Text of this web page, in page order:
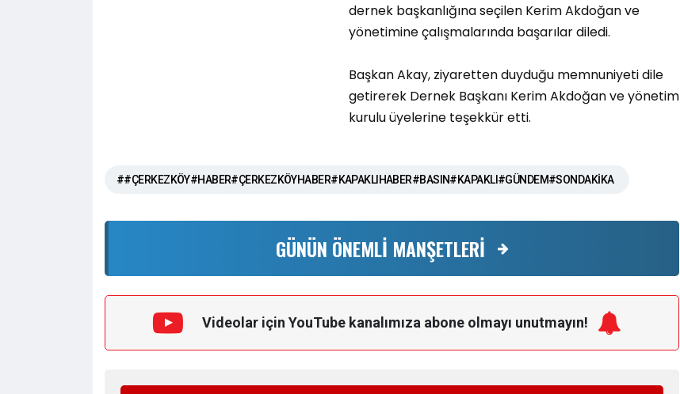
dernek başkanlığına seçilen Kerim Akdoğan ve
yönetimine çalışmalarında başarılar diledi.
Başkan Akay, ziyaretten duyduğu memnuniyeti dile
getirerek Dernek Başkanı Kerim Akdoğan ve yönetim
kurulu üyelerine teşekkür etti.
##ÇERKEZKÖY#HABER#ÇERKEZKÖYHABER#KAPAKLIHABER#BASIN#KAPAKLI#GÜNDEM#SONDAKİKA
GÜNÜN ÖNEMLİ MANŞETLERİ
Videolar için YouTube kanalımıza abone olmayı unutmayın!